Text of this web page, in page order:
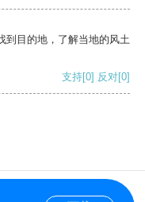
到目的地，了解当地的风土
支持[0] 反对[0]